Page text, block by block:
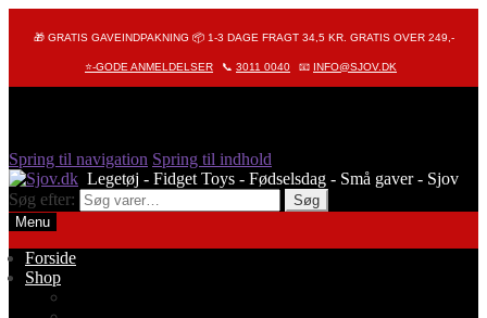
🎁 GRATIS GAVEINDPAKNING 📦 1-3 DAGE FRAGT 34,5 KR. GRATIS OVER 249,-
⭐-GODE ANMELDELSER 📞 3011 0040 📧 INFO@SJOV.DK
Spring til navigation Spring til indhold
Søg efter:
Søg
Menu
Forside
Shop